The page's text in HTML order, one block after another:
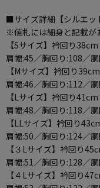
■サイズ詳細【シルエッ
※値札には細身と記載が
【Sサイズ】衿回り38cm
肩幅:45／胸回り:108／
【Mサイズ】衿回り39cm
肩幅:46／胸回り:112／
【Lサイズ】衿回り41cm
肩幅:48／胸回り:118／
【LLサイズ】衿回り
肩幅:50／胸回り:124／
【３Lサイズ】衿回り
肩幅:51／胸回り:128／
【４Lサイズ】衿回り